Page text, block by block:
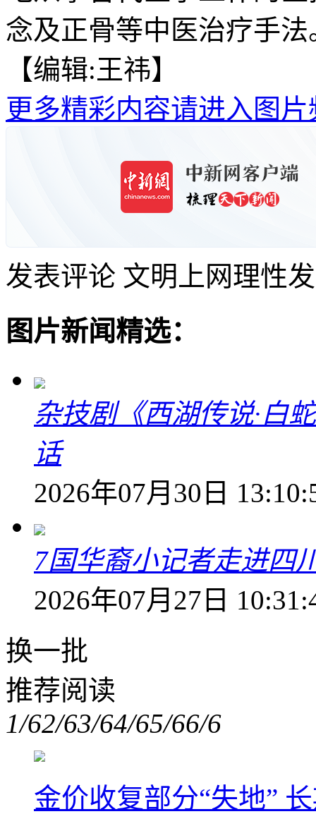
念及正骨等中医治疗手法
【编辑:王祎】
更多精彩内容请进入图片
发表评论 文明上网理性
图片新闻精选：
杂技剧《西湖传说·白
话
2026年07月30日
7国华裔小记者走进四
2026年07月27日
换一批
推荐阅读
1/62/63/64/65/66/6
金价收复部分“失地”